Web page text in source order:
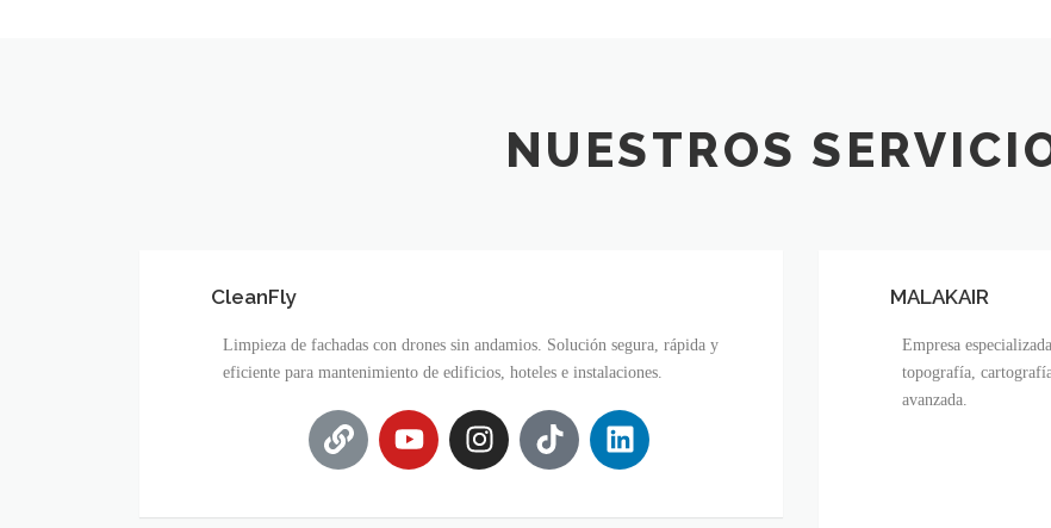
NUESTROS
CleanFly
Limpieza de fachadas con drones sin andamios. Solución segura, rápida y
eficiente para mantenimiento de edificios, hoteles e instalaciones.
MALAKAIR
Empresa
topografía,
avanzada.